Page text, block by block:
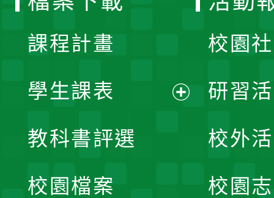
課程計畫
學生課表
教科書評選
校園檔案
校園
研習
校外
校園